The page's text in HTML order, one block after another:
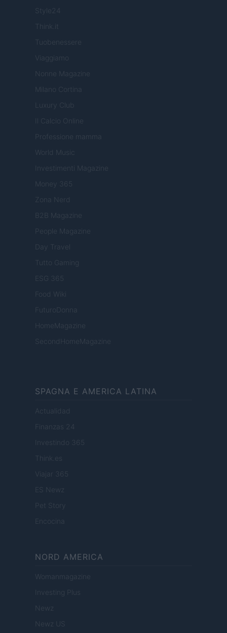
Style24
Think.it
Tuobenessere
Viaggiamo
Nonne Magazine
Milano Cortina
Luxury Club
Il Calcio Online
Professione mamma
World Music
Investimenti Magazine
Money 365
Zona Nerd
B2B Magazine
People Magazine
Day Travel
Tutto Gaming
ESG 365
Food Wiki
FuturoDonna
HomeMagazine
SecondHomeMagazine
SPAGNA E AMERICA LATINA
Actualidad
Finanzas 24
Investindo 365
Think.es
Viajar 365
ES Newz
Pet Story
Encocina
NORD AMERICA
Womanmagazine
Investing Plus
Newz
Newz US